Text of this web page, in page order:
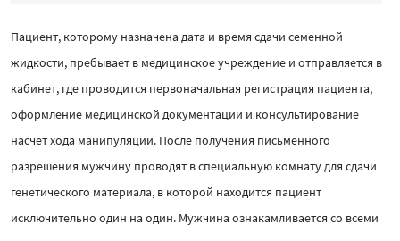
Пациент, которому назначена дата и время сдачи семенной
жидкости, пребывает в медицинское учреждение и отправляется в
кабинет, где проводится первоначальная регистрация пациента,
оформление медицинской документации и консультирование
насчет хода манипуляции. После получения письменного
разрешения мужчину проводят в специальную комнату для сдачи
генетического материала, в которой находится пациент
исключительно один на один. Мужчина ознакамливается со всеми